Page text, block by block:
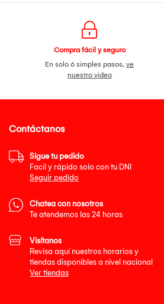
Compra fácil y seguro
En solo 6 simples pasos,ve
nuestro video
Contáctanos
Sigue tu pedido
Facil y rápido solo con tu DNI
Seguir pedido
Chatea con nosotros
Te atendemos las 24 horas
Visítanos
Revisa aquí nuestros horarios y
tiendas disponibles a nivel nacional
Ver tiendas